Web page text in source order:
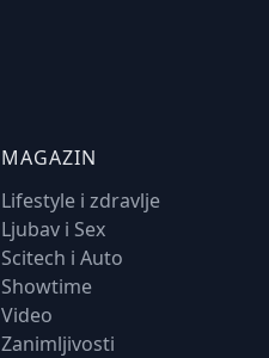
MAGAZIN
Lifestyle i zdravlje
Ljubav i Sex
Scitech i Auto
Showtime
Video
Zanimljivosti